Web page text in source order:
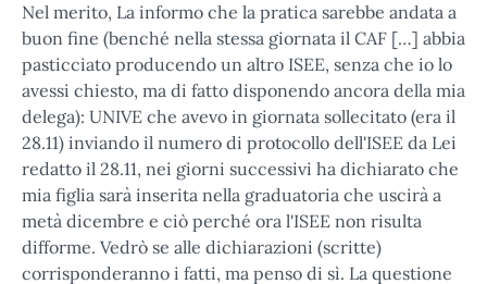
Nel merito, La informo che la pratica sarebbe andata a
buon fine (benché nella stessa giornata il CAF […] abbia
pasticciato producendo un altro ISEE, senza che io lo
avessi chiesto, ma di fatto disponendo ancora della mia
delega): UNIVE che avevo in giornata sollecitato (era il
28.11) inviando il numero di protocollo dell'ISEE da Lei
redatto il 28.11, nei giorni successivi ha dichiarato che
mia figlia sarà inserita nella graduatoria che uscirà a
metà dicembre e ciò perché ora l'ISEE non risulta
difforme. Vedrò se alle dichiarazioni (scritte)
corrisponderanno i fatti, ma penso di sì. La questione